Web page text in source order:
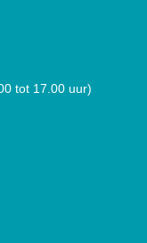
tot 17.00 uur)